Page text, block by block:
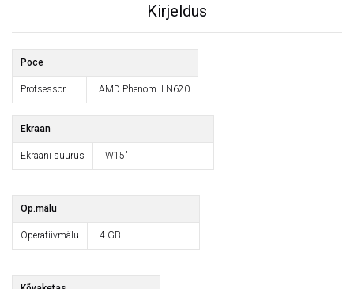
Kirjeldus
Poce
Protsessor AMD Phenom II N620
Ekraan
Ekraani suurus W15"
Op.mälu
Operatiivmälu 4 GB